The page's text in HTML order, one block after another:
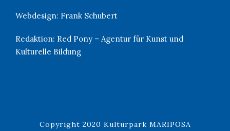
Webdesign: Frank Schubert
Redaktion: Red Pony – Agentur für Kunst und
Kulturelle Bildung
Copyright 2020 Kulturpark MARIPOSA